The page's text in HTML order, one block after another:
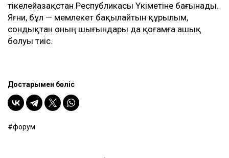
тікелейҚазақстан Республикасы Үкіметіне бағынады.
Яғни, бұл — мемлекет бақылайтын құрылым,
сондықтан оның шығындары да қоғамға ашық
болуы тиіс.
Достарыңмен бөліс
форум